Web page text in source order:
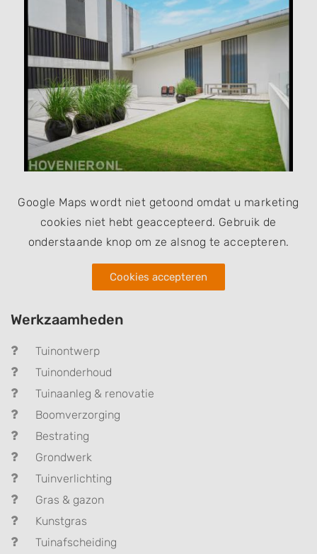
Google Maps wordt niet getoond omdat u marketing
cookies niet hebt geaccepteerd. Gebruik de
onderstaande knop om ze alsnog te accepteren.
Cookies accepteren
Werkzaamheden
Tuinontwerp
Tuinonderhoud
Tuinaanleg & renovatie
Boomverzorging
Bestrating
Grondwerk
Tuinverlichting
Gras & gazon
Kunstgras
Tuinafscheiding